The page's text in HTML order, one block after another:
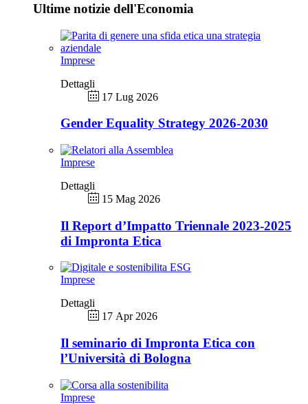
Ultime notizie dell'Economia
Imprese
Dettagli
17 Lug 2026
Gender Equality Strategy 2026-2030
Imprese
Dettagli
15 Mag 2026
Il Report d’Impatto Triennale 2023-2025
di Impronta Etica
Imprese
Dettagli
17 Apr 2026
Il seminario di Impronta Etica con
l’Università di Bologna
Imprese